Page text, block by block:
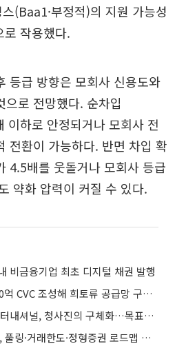
(Baa1·부정적)의 지원 가능성
로 작용했다.
등급 방향은 모회사 신용도와
로 전망했다. 순차입
이하로 안정되거나 모회사 전
전환이 가능하다. 반면 차입 확
4.5배를 웃돌거나 모회사 등급
약화 압력이 커질 수 있다.
비금융기업 최초 디지털 채권 발행
포스코인터내셔널, 250억 CVC 조성해 희토류 공급망 구축...북미 진출도 본격화
신한투자證 "포스코인터내셔널, 청사진의 구체화…목표가 8만3000원으로 상향"
STO 하위법규 예상안, 풀링·거래한도·정형증권 로드맵 제시